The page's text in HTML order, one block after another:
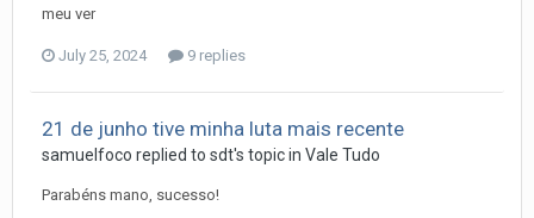
meu ver
July 25, 2024 9 replies
21 de junho tive minha luta mais recente
samuelfoco replied to sdt's topic in Vale Tudo
Parabéns mano, sucesso!